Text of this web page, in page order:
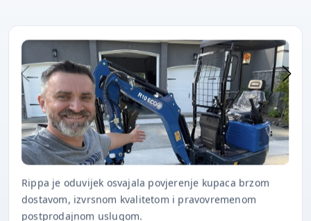
Rippa je oduvijek osvajala povjerenje kupaca brzom
dostavom, izvrsnom kvalitetom i pravovremenom
postprodajnom uslugom.